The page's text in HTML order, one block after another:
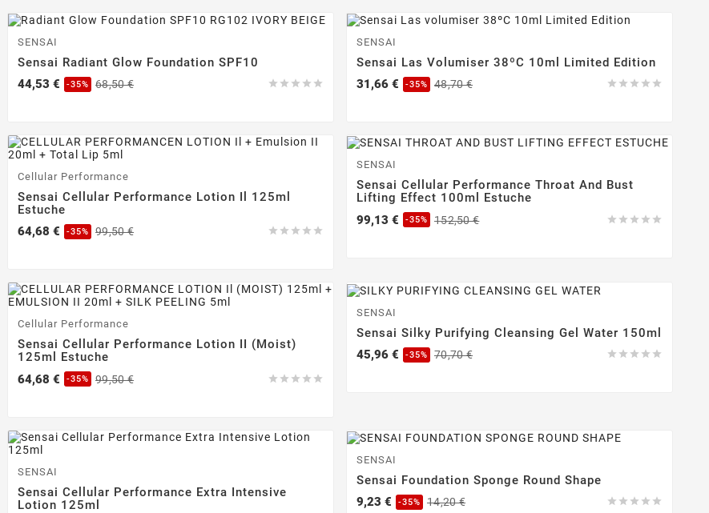
SENSAI
Sensai Radiant Glow Foundation SPF10
    
44,53 € -35% 68,50 €Precio
Precio
SENSAI
Sensai Las Volumiser 38ºC 10ml Limited Edition
    
31,66 € -35% 48,70 €Precio
Precio
Cellular Performance
Sensai Cellular Performance Lotion Il 125ml
Estuche
    
64,68 € -35% 99,50 €Precio
Precio
SENSAI
Sensai Cellular Performance Throat And Bust
Lifting Effect 100ml Estuche
    
99,13 € -35% 152,50 €Precio
Precio
Cellular Performance
Sensai Cellular Performance Lotion II (Moist)
125ml Estuche
    
64,68 € -35% 99,50 €Precio
Precio
SENSAI
Sensai Silky Purifying Cleansing Gel Water 150ml
    
45,96 € -35% 70,70 €Precio
Precio
SENSAI
Sensai Cellular Performance Extra Intensive
Lotion 125ml
SENSAI
Sensai Foundation Sponge Round Shape
    
9,23 € -35% 14,20 €Precio
Precio